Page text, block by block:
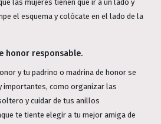
las mujeres tienen que ir a un lado y
el esquema y colócate en el lado de la
honor responsable.
y tu padrino o madrina de honor se
importantes, como organizar las
y cuidar de tus anillos
te tiente elegir a tu mejor amiga de